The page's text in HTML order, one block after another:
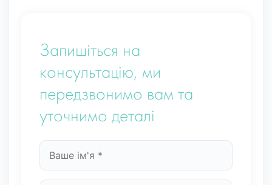
Запишіться на
консультацію, ми
передзвонимо вам та
уточнимо деталі